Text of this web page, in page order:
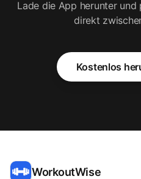
Lade die App herunter
direkt
Kostenlos
WorkoutWise